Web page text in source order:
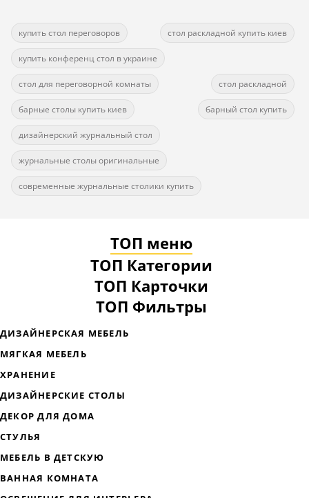
купить стол переговоров стол раскладной купить киев
купить конференц стол в украине
стол для переговорной комнаты стол раскладной
барные столы купить киев барный стол купить
дизайнерский журнальный стол
журнальные столы оригинальные
современные журнальные столики купить
ТОП меню
ТОП Категории
ТОП Карточки
ТОП Фильтры